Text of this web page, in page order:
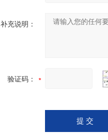
补充说明：
验证码：